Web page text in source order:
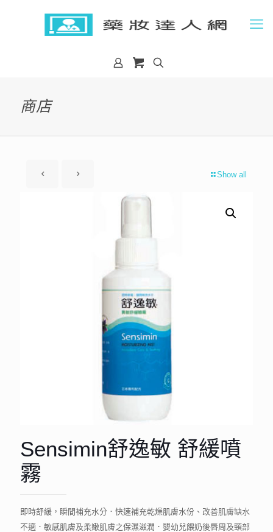
商店
Show all
Sensimin舒逸敏 舒緩噴
霧
即時舒緩，瞬間補充水分．快速補充乾燥肌膚水份、改善肌膚缺水
不適．敏感肌膚及柔嫩肌膚之保濕滋潤．嬰幼兒餵奶後唇周及頸部